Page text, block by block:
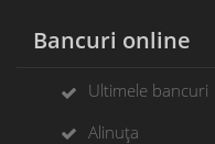
Bancuri online
Ultimele bancuri
Alinuța